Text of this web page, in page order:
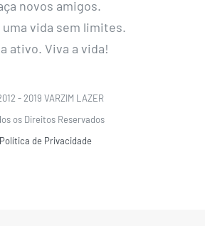
novos amigos.
uma vida sem limites.
ativo. Viva a vida!
- 2019 VARZIM LAZER
os Direitos Reservados
Política de Privacidade